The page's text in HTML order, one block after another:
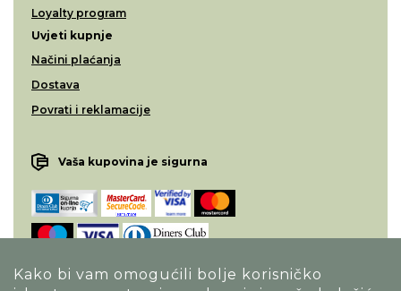
Kako bi vam omogućili bolje korisničko
Loyalty program
Uvjeti kupnje
Načini plaćanja
Dostava
Povrati i reklamacije
Vaša kupovina je sigurna